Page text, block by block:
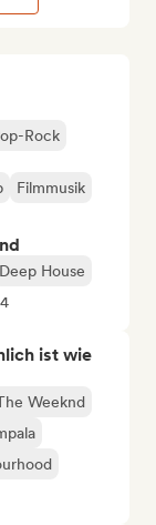
Rock
Filmmusik
Deep House
ist wie
Weeknd